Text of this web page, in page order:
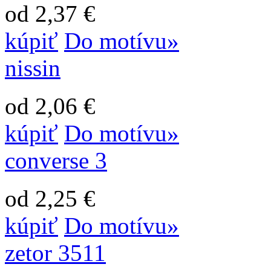
od 2,37 €
kúpiť Do motívu»
nissin
od 2,06 €
kúpiť Do motívu»
converse 3
od 2,25 €
kúpiť Do motívu»
zetor 3511